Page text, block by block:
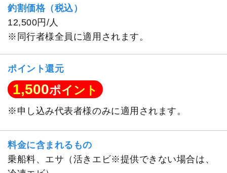
釣割価格（税込）
12,500円/人
※同行者様全員に適用されます。
ポイント還元
1,500ポイント
※申し込み代表者様のみに適用されます。
料金に含まれるもの
乗船料、エサ（活きエビ※提供できない場合は、